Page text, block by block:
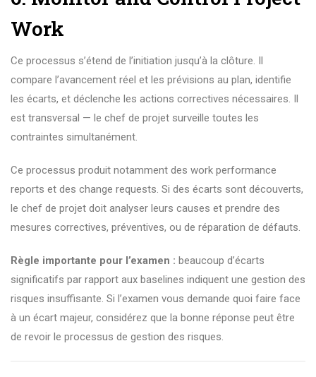
Work
Ce processus s’étend de l’initiation jusqu’à la clôture. Il
compare l’avancement réel et les prévisions au plan, identifie
les écarts, et déclenche les actions correctives nécessaires. Il
est transversal — le chef de projet surveille toutes les
contraintes simultanément.
Ce processus produit notamment des work performance
reports et des change requests. Si des écarts sont découverts,
le chef de projet doit analyser leurs causes et prendre des
mesures correctives, préventives, ou de réparation de défauts.
Règle importante pour l’examen : beaucoup d’écarts
significatifs par rapport aux baselines indiquent une gestion des
risques insuffisante. Si l’examen vous demande quoi faire face
à un écart majeur, considérez que la bonne réponse peut être
de revoir le processus de gestion des risques.